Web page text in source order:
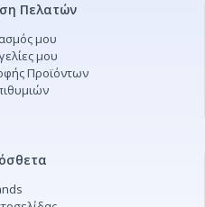
Πελατών
μου
μου
Προϊόντων